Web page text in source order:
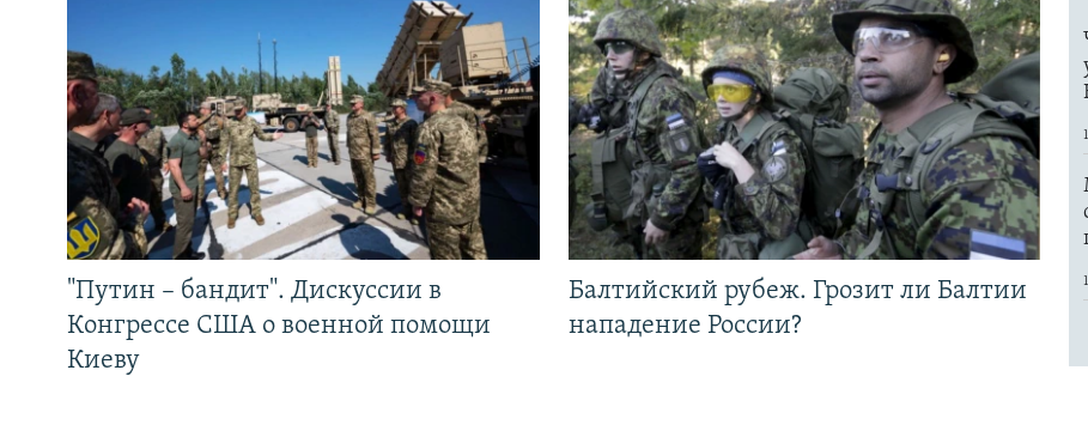
"Путин – бандит". Дискуссии в
Конгрессе США о военной помощи
Киеву
Балтийский рубеж. Грозит ли Балтии
нападение России?